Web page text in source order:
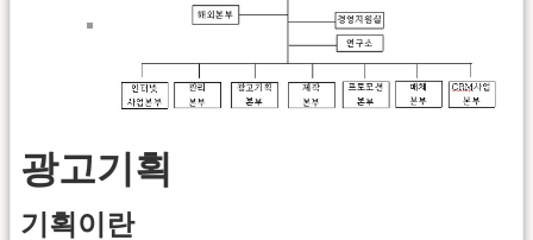
광고기획
기획이란